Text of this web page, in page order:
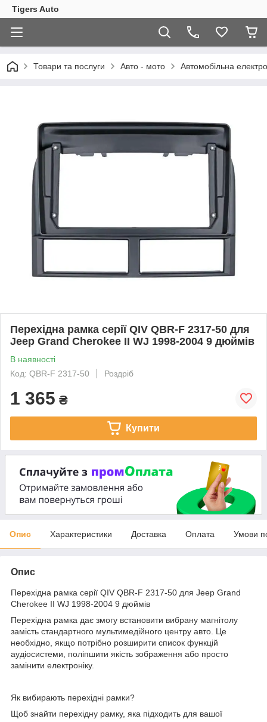
Tigers Auto
Товари та послуги Авто - мото Автомобільна
Перехідна рамка серії QIV QBR-F 2317-50 для
Jeep Grand Cherokee II WJ 1998-2004 9 дюймів
В наявності
Код: QBR-F 2317-50
Роздріб
1 365 ₴
Купити
Опис Характеристики Доставка Оплата Умови
Опис
Перехідна рамка серії QIV QBR-F 2317-50 для Jeep Grand
Cherokee II WJ 1998-2004 9 дюймів
Перехідна рамка дає змогу встановити вибрану магнітолу
замість стандартного мультимедійного центру авто. Це
необхідно, якщо потрібно розширити список функцій
аудіосистеми, поліпшити якість зображення або просто
замінити електроніку.
Як вибирають перехідні рамки?
Щоб знайти перехідну рамку, яка підходить для вашої